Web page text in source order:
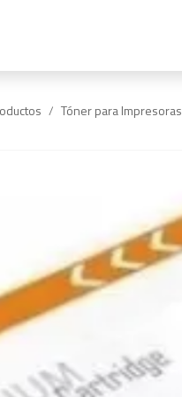
Tóner para Impresoras